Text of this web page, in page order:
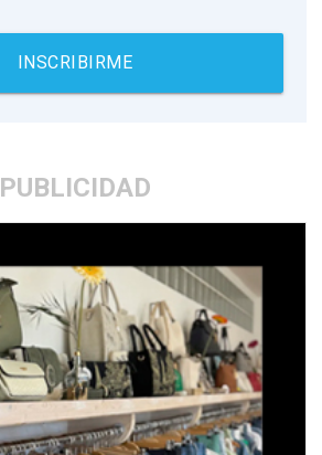
INSCRIBIRME
PUBLICIDAD